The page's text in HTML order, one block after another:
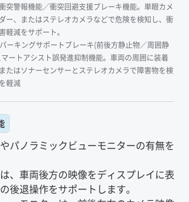
突警報機能／衝突回避支援ブレーキ機能。単眼カメ
ー、またはステレオカメラなどで危険を検知し、衝
軽減をサポート。
ーキングサポートブレーキ(前後方静止物／周囲静
ートアシスト誤発進抑制機能。車両の周囲に装着
たはソナーセンサーとステレオカメラで障害物を検
軽減
パノラミックビューモニターの有無を
、車両後方の映像をディスプレイに表
後退操作をサポートします。